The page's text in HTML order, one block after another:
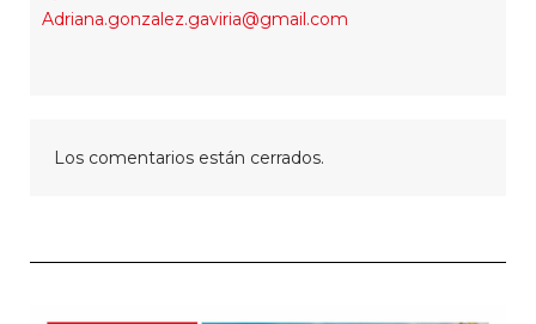
Adriana.gonzalez.gaviria@gmail.com
Los comentarios están cerrados.